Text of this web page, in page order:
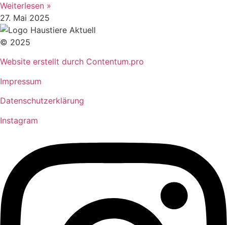
Weiterlesen »
27. Mai 2025
© 2025
Website erstellt durch Contentum.pro
Impressum
Datenschutzerklärung
Instagram